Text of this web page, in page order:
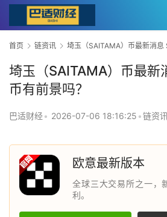
首页 链资讯 埼玉（SAITAMA）币最新消息
埼玉（SAITAMA）币最新
币有前景吗？
巴适财经• 2026-07-06 18:16:25 •链资讯
欧意最新版本
全球三大交易所之一，
利。